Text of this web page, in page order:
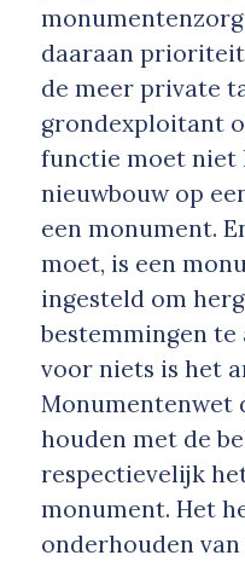
daaraan prioriteit
de meer private
grondexploitant
functie moet niet
nieuwbouw op
een monument.
moet, is een
ingesteld om
bestemmingen
voor niets is het
Monumentenwet
houden met de
respectievelijk
monument. Het
onderhouden van